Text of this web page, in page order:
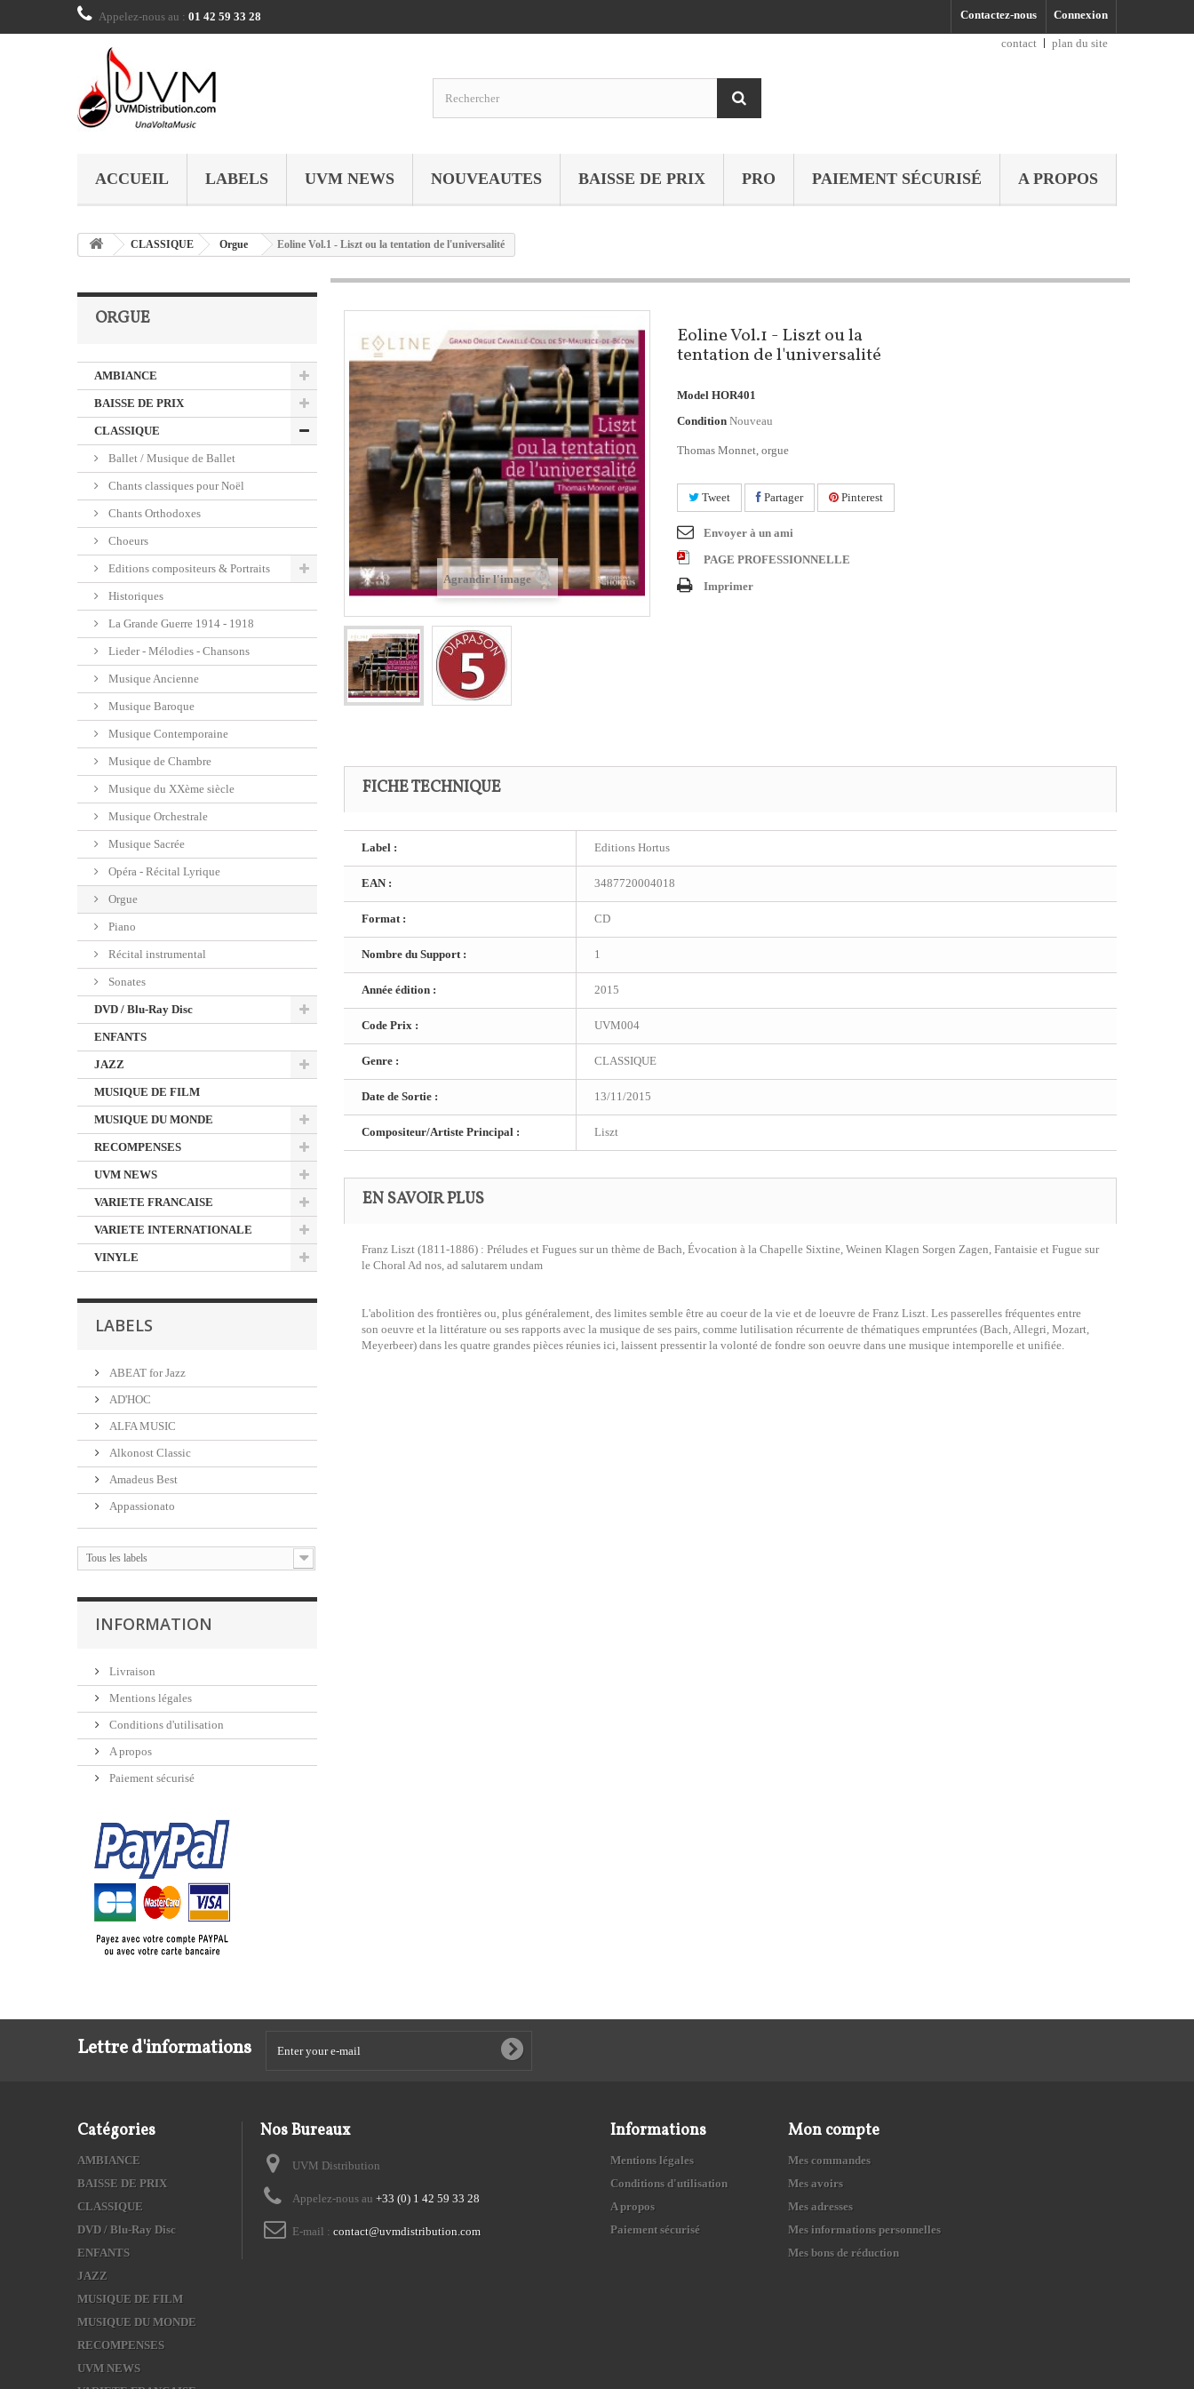
Connexion
Contactez-nous
Appelez-nous au : 01 42 59 33 28
contact
plan du site
ACCUEIL LABELS UVM NEWS NOUVEAUTES BAISSE DE PRIX PRO PAIEMENT SÉCURISÉ A PROPOS
CLASSIQUE Orgue Eoline Vol.1 - Liszt ou la tentation de l'universalité
ORGUE
AMBIANCE
BAISSE DE PRIX
CLASSIQUE
Ballet / Musique de Ballet
Chants classiques pour Noël
Chants Orthodoxes
Choeurs
Editions compositeurs & Portraits
Historiques
La Grande Guerre 1914 - 1918
Lieder - Mélodies - Chansons
Musique Ancienne
Musique Baroque
Musique Contemporaine
Musique de Chambre
Musique du XXème siècle
Musique Orchestrale
Musique Sacrée
Opéra - Récital Lyrique
Orgue
Piano
Récital instrumental
Sonates
DVD / Blu-Ray Disc
ENFANTS
JAZZ
MUSIQUE DE FILM
MUSIQUE DU MONDE
RECOMPENSES
UVM NEWS
VARIETE FRANCAISE
VARIETE INTERNATIONALE
VINYLE
LABELS
ABEAT for Jazz
AD'HOC
ALFA MUSIC
Alkonost Classic
Amadeus Best
Appassionato
Tous les labels
INFORMATION
Livraison
Mentions légales
Conditions d'utilisation
A propos
Paiement sécurisé
Agrandir l'image
Eoline Vol.1 - Liszt ou la
tentation de l'universalité
Model HOR401
Condition Nouveau
Thomas Monnet, orgue
Tweet Partager Pinterest
Envoyer à un ami
PAGE PROFESSIONNELLE
Imprimer
FICHE TECHNIQUE
Label : Editions Hortus
EAN : 3487720004018
Format : CD
Nombre du Support : 1
Année édition : 2015
Code Prix : UVM004
Genre : CLASSIQUE
Date de Sortie : 13/11/2015
Compositeur/Artiste Principal : Liszt
EN SAVOIR PLUS
Franz Liszt (1811-1886) : Préludes et Fugues sur un thème de Bach, Évocation à la Chapelle Sixtine, Weinen Klagen Sorgen Zagen, Fantaisie et Fugue sur
le Choral Ad nos, ad salutarem undam
L'abolition des frontières ou, plus généralement, des limites semble être au coeur de la vie et de loeuvre de Franz Liszt. Les passerelles fréquentes entre
son oeuvre et la littérature ou ses rapports avec la musique de ses pairs, comme lutilisation récurrente de thématiques empruntées (Bach, Allegri, Mozart,
Meyerbeer) dans les quatre grandes pièces réunies ici, laissent pressentir la volonté de fondre son oeuvre dans une musique intemporelle et unifiée.
Lettre d'informations
Catégories
AMBIANCE
BAISSE DE PRIX
CLASSIQUE
DVD / Blu-Ray Disc
ENFANTS
JAZZ
MUSIQUE DE FILM
MUSIQUE DU MONDE
RECOMPENSES
UVM NEWS
Nos Bureaux
UVM Distribution
Appelez-nous au +33 (0) 1 42 59 33 28
E-mail : contact@uvmdistribution.com
Informations
Mentions légales
Conditions d'utilisation
A propos
Paiement sécurisé
Mon compte
Mes commandes
Mes avoirs
Mes adresses
Mes informations personnelles
Mes bons de réduction